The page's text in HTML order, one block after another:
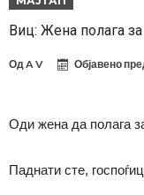
Виц: Жена полага
ОдA V Објавено
Оди жена да полага
Паднати сте,